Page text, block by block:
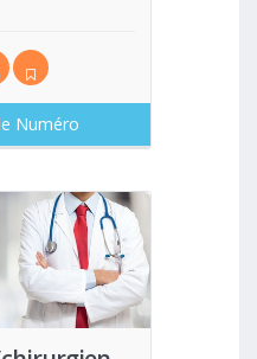
Numéro
Voir